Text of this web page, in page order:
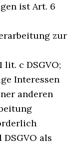
ist Art. 6
zur
lit. c DSGVO;
Interessen
anderen
DSGVO als